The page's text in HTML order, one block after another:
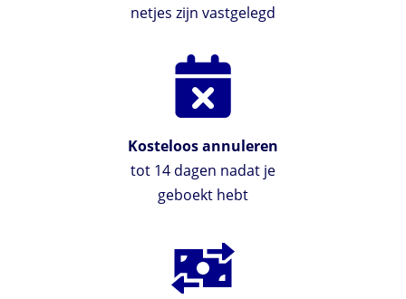
netjes zijn vastgelegd
Kosteloos annuleren
tot 14 dagen nadat je
geboekt hebt